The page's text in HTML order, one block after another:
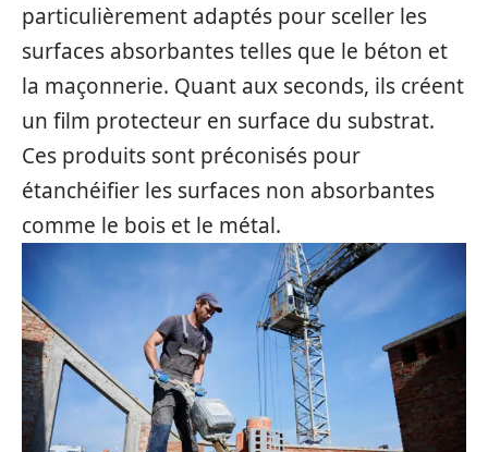
particulièrement adaptés pour sceller les
surfaces absorbantes telles que le béton et
la maçonnerie. Quant aux seconds, ils créent
un film protecteur en surface du substrat.
Ces produits sont préconisés pour
étanchéifier les surfaces non absorbantes
comme le bois et le métal.